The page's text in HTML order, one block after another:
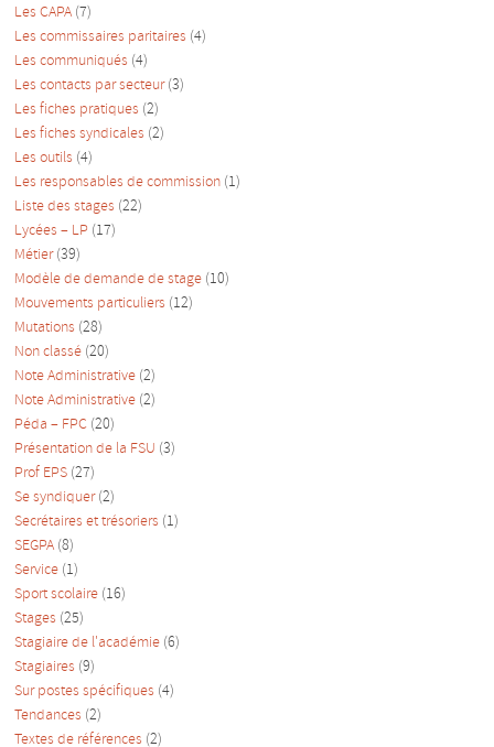
Les CAPA (7)
Les commissaires paritaires (4)
Les communiqués (4)
Les contacts par secteur(3)
Les fiches pratiques (2)
Les fiches syndicales (2)
Les outils (4)
Les responsables de commission (1)
Liste des stages (22)
Lycées – LP (17)
Métier(39)
Modèle de demande de stage (10)
Mouvements particuliers (12)
Mutations (28)
Non classé (20)
Note Administrative (2)
Note Administrative (2)
Péda – FPC (20)
Présentation de la FSU (3)
Prof EPS (27)
Se syndiquer(2)
Secrétaires et trésoriers (1)
SEGPA (8)
Service (1)
Sport scolaire (16)
Stages (25)
Stagiaire de l'académie (6)
Stagiaires (9)
Sur postes spécifiques (4)
Tendances (2)
Textes de références (2)